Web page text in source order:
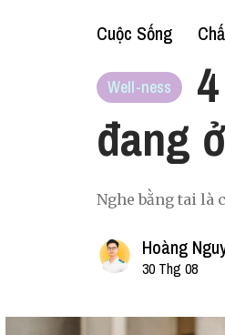
Cuộc Sống
Well-ness
đang
Nghe bằng tai là
Hoàng
30 Thg 08